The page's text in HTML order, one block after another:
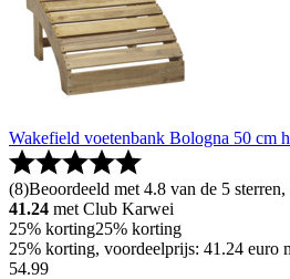
Wakefield voetenbank Bologna 50 cm
(8)Beoordeeld met 4.8 van de 5
41.24 met Club Karwei
25% korting25% korting
25% korting, voordeelprijs: 41.24 euro
54.99